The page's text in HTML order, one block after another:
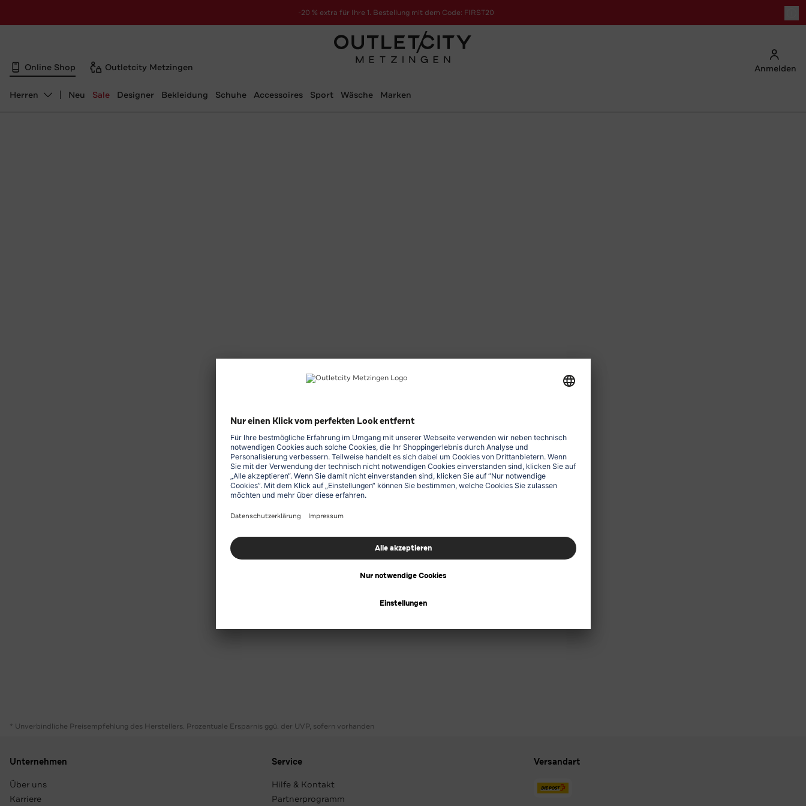
-20 % extra für Ihre 1. Bestellung mit dem Code: FIRST20
Online Shop Outletcity Metzingen Anmelden
Abteilung ändern, ausgewählt:
Herren Neu Sale Designer Bekleidung Schuhe Accessoires Sport Wäsche Marken
* Unverbindliche Preisempfehlung des Herstellers. Prozentuale Ersparnis ggü. der UVP, sofern vorhanden
Unternehmen
Über uns
Karriere
Service
Hilfe & Kontakt
Partnerprogramm
Versandart